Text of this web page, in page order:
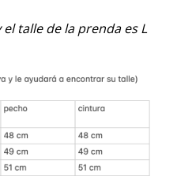
talle de la prenda es L